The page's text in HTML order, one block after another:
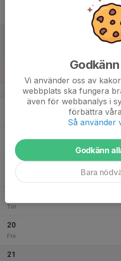
v.51
Tis
Tor
20
Fre
21
Vi använder oss av
webbplats ska fungera
även för webbanalys i
förbättra
Så använder
Godkänn
Bara